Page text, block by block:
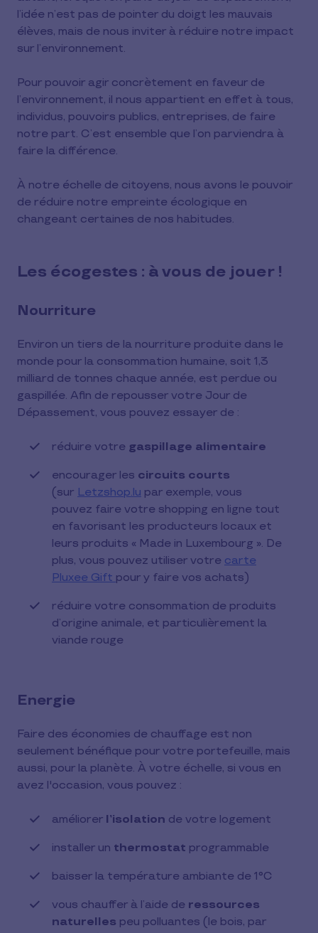
l’idée n’est pas de pointer du doigt les mauvais
élèves, mais de nous inviter à réduire notre impact
sur l’environnement.
Pour pouvoir agir concrètement en faveur de
l’environnement, il nous appartient en effet à tous,
individus, pouvoirs publics, entreprises, de faire
notre part. C’est ensemble que l’on parviendra à
faire la différence.
À notre échelle de citoyens, nous avons le pouvoir
de réduire notre empreinte écologique en
changeant certaines de nos habitudes.
Les écogestes : à vous de jouer !
Nourriture
Environ un tiers de la nourriture produite dans le
monde pour la consommation humaine, soit 1,3
milliard de tonnes chaque année, est perdue ou
gaspillée. Afin de repousser votre Jour de
Dépassement, vous pouvez essayer de :
réduire votre gaspillage alimentaire
encourager les circuits courts
(sur Letzshop.lu par exemple, vous
pouvez faire votre shopping en ligne tout
en favorisant les producteurs locaux et
leurs produits « Made in Luxembourg ». De
plus, vous pouvez utiliser votre carte
Pluxee Gift pour y faire vos achats)
réduire votre consommation de produits
d’origine animale, et particulièrement la
viande rouge
Energie
Faire des économies de chauffage est non
seulement bénéfique pour votre portefeuille, mais
aussi, pour la planète. À votre échelle, si vous en
avez l'occasion, vous pouvez :
améliorer l’isolation de votre logement
installer un thermostat programmable
baisser la température ambiante de 1°C
vous chauffer à l’aide de ressources
naturelles peu polluantes (le bois, par